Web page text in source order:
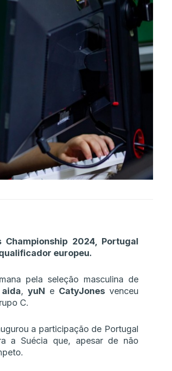
2024, Portugal
europeu.
pela seleção masculina de
aida, yuN e CatyJones venceu
C.
a participação de Portugal
a Suécia que, apesar de não